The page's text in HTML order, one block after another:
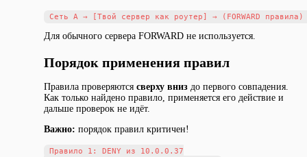
Для обычного сервера FORWARD не используется.
Порядок применения правил
Правила проверяются сверху вниз до первого совпадения.
Как только найдено правило, применяется его действие и
дальше проверок не идёт.
Важно: порядок правил критичен!
Правило 1: DENY из 10.0.0.37